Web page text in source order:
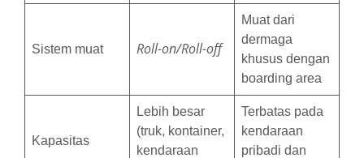
Sistem muat Roll-on/Roll-off
Muat dari
dermaga
khusus dengan
boarding area
Kapasitas
Lebih besar
(truk, kontainer,
kendaraan
Terbatas pada
kendaraan
pribadi dan